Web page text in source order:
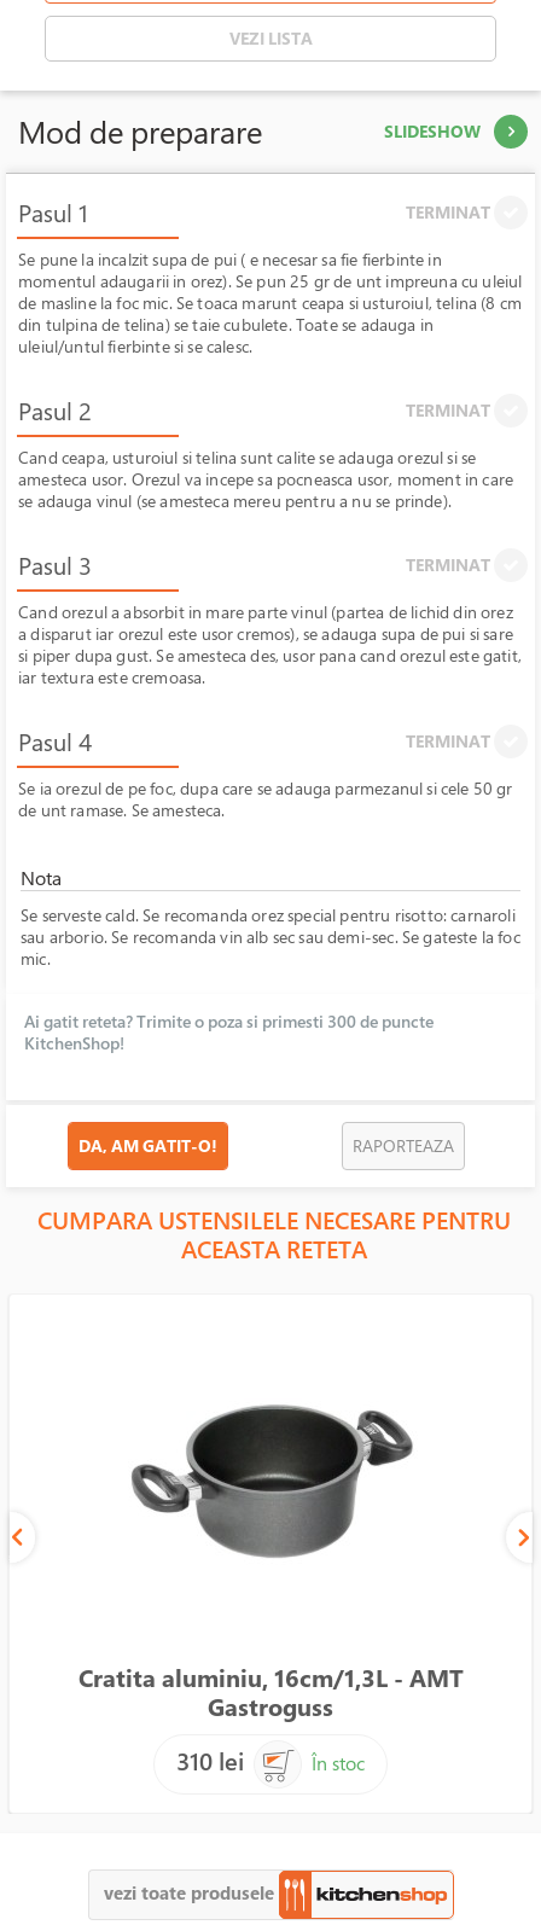
VEZI LISTA
Mod de preparare SLIDESHOW
Pasul 1 TERMINAT
Se pune la incalzit supa de pui ( e necesar sa fie fierbinte in
momentul adaugarii in orez). Se pun 25 gr de unt impreuna cu uleiul
de masline la foc mic. Se toaca marunt ceapa si usturoiul, telina (8 cm
din tulpina de telina) se taie cubulete. Toate se adauga in
uleiul/untul fierbinte si se calesc.
Pasul 2 TERMINAT
Cand ceapa, usturoiul si telina sunt calite se adauga orezul si se
amesteca usor. Orezul va incepe sa pocneasca usor, moment in care
se adauga vinul (se amesteca mereu pentru a nu se prinde).
Pasul 3 TERMINAT
Cand orezul a absorbit in mare parte vinul (partea de lichid din orez
a disparut iar orezul este usor cremos), se adauga supa de pui si sare
si piper dupa gust. Se amesteca des, usor pana cand orezul este gatit,
iar textura este cremoasa.
Pasul 4 TERMINAT
Se ia orezul de pe foc, dupa care se adauga parmezanul si cele 50 gr
de unt ramase. Se amesteca.
Nota
Se serveste cald. Se recomanda orez special pentru risotto: carnaroli
sau arborio. Se recomanda vin alb sec sau demi-sec. Se gateste la foc
mic.
Ai gatit reteta? Trimite o poza si primesti 300 de puncte
KitchenShop!
DA, AM GATIT-O! RAPORTEAZA
CUMPARA USTENSILELE NECESARE PENTRU
ACEASTA RETETA
Cratita aluminiu, 16cm/1,3L - AMT
Gastroguss
310 lei
În stoc
vezi toate produsele